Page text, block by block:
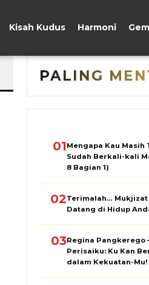
Kisah Kudus Harmoni
PALING
01Mengapa Kau Masih
Sudah Berkali-kali
8 Bagian 1)
02Terimalah… Mukjizat
Datang di Hidup
03Regina Pangkerego
Perisaiku: Ku Kan
dalam Kekuatan-Mu!